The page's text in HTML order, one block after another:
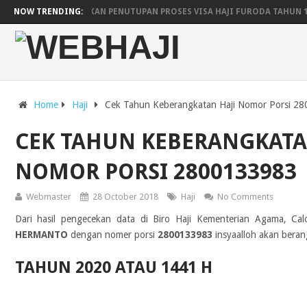
NOW TRENDING:
ARAB SAUDI UMUMKAN PENUTUPAN PROSES VISA HAJI FURODA TAHUN
JADWAL KEBERANGKATAN DAN KEPULANGAN HAJI WILAYAH
PESAWAT SAUDIA AIRLINES UNTUK LIMA EMBARKASI
Home Haji Cek Tahun Keberangkatan Haji Nomor Porsi
CEK TAHUN
NOMOR PORSI 2800133983
Webmaster 28 October 2018 Haji No Comments
Dari hasil pengecekan data di Biro Haji Kementerian Agama,
HERMANTO dengan nomer porsi 2800133983 insyaalloh akan
TAHUN 2020 ATAU 1441 H